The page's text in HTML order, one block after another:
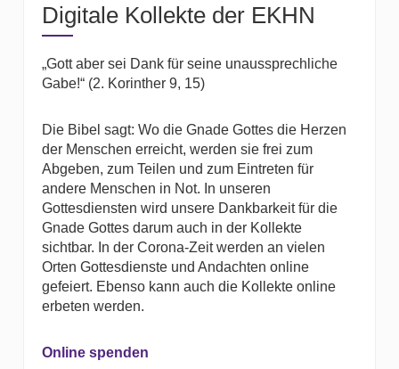
Digitale Kollekte der EKHN
„Gott aber sei Dank für seine unaussprechliche
Gabe!“ (2. Korinther 9, 15)
Die Bibel sagt: Wo die Gnade Gottes die Herzen
der Menschen erreicht, werden sie frei zum
Abgeben, zum Teilen und zum Eintreten für
andere Menschen in Not. In unseren
Gottesdiensten wird unsere Dankbarkeit für die
Gnade Gottes darum auch in der Kollekte
sichtbar. In der Corona-Zeit werden an vielen
Orten Gottesdienste und Andachten online
gefeiert. Ebenso kann auch die Kollekte online
erbeten werden.
Online spenden